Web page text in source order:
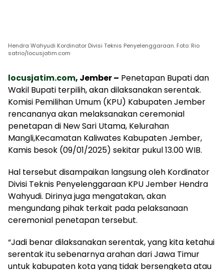
Hendra Wahyudi Kordinator Divisi Teknis Penyelenggaraan. Foto: Rio
satrio/locusjatim.com
locusjatim.com, Jember – Penetapan Bupati dan
Wakil Bupati terpilih, akan dilaksanakan serentak.
Komisi Pemilihan Umum (KPU) Kabupaten Jember
rencananya akan melaksanakan ceremonial
penetapan di New Sari Utama, Kelurahan
Mangli,Kecamatan Kaliwates Kabupaten Jember,
Kamis besok (09/01/2025) sekitar pukul 13.00 WIB.
Hal tersebut disampaikan langsung oleh Kordinator
Divisi Teknis Penyelenggaraan KPU Jember Hendra
Wahyudi. Dirinya juga mengatakan, akan
mengundang pihak terkait pada pelaksanaan
ceremonial penetapan tersebut.
“Jadi benar dilaksanakan serentak, yang kita ketahui
serentak itu sebenarnya arahan dari Jawa Timur
untuk kabupaten kota yang tidak bersengketa atau